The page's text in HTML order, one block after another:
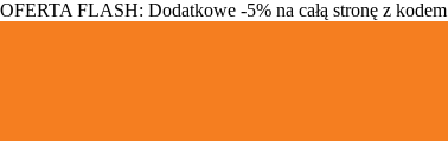
OFERTA FLASH: Dodatkowe -5% na całą stronę z kodem